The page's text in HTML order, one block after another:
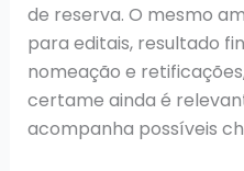
de reserva. O mesmo
para editais, resultado
nomeação e
certame ainda é
acompanha possíveis